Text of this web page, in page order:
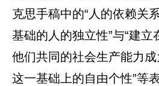
克思手稿中的“人的依赖关
基础的人的独立性”与“建立
他们共同的社会生产能力
这一基础上的自由个性”等